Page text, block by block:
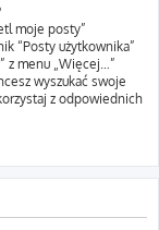
moje posty”
“Posty użytkownika”
z menu „Więcej…”
wyszukać swoje
z odpowiednich